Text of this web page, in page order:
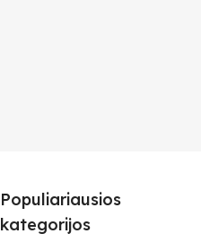
Populiariausios
kategorijos